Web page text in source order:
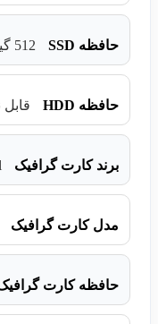
حافظه SSD 512 گیگابایت
حافظه HDD
برند کارت گرافیک
مدل کارت گرافیک
حافظه کارت